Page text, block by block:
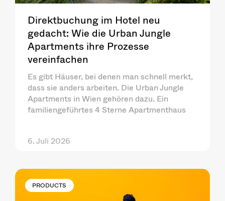
Direktbuchung im Hotel neu
gedacht: Wie die Urban Jungle
Apartments ihre Prozesse
vereinfachen
Es gibt Häuser, bei denen man schnell merkt,
dass sie anders arbeiten. Die Urban Jungle
Apartments in Wien gehören dazu. Ein
familiengeführtes 4 Sterne Apartmenthaus
6. Juli 2026
PRODUCTS